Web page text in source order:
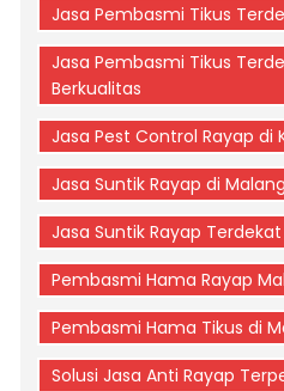
Jasa Pembasmi Tikus
Jasa Pembasmi Tikus
Berkualitas
Jasa Pest Control Rayap di
Jasa Suntik Rayap di Malang
Jasa Suntik Rayap Terdekat
Pembasmi Hama Rayap
Pembasmi Hama Tikus di
Solusi Jasa Anti Rayap